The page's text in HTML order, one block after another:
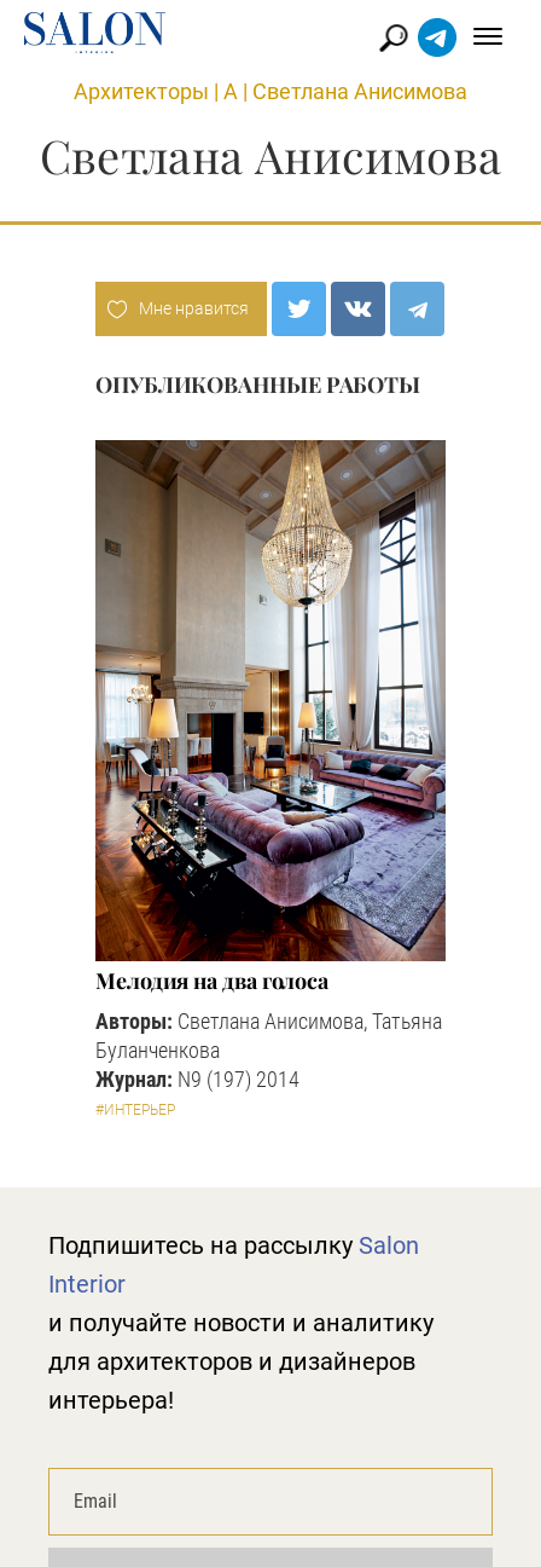
Архитекторы | А | Светлана Анисимова
Светлана Анисимова
Мне нравится
ОПУБЛИКОВАННЫЕ РАБОТЫ
Мелодия на два голоса
Авторы: Светлана Анисимова, Татьяна
Буланченкова
Журнал: N9 (197) 2014
#ИНТЕРЬЕР
Подпишитесь на рассылку Salon
Interior
и получайте новости и аналитику
для архитекторов и дизайнеров
интерьера!